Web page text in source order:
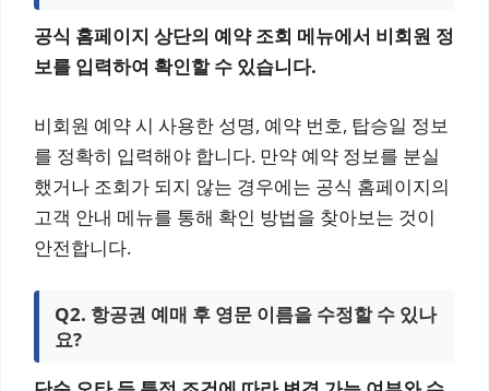
공식 홈페이지 상단의 예약 조회 메뉴에서 비회원 정
보를 입력하여 확인할 수 있습니다.
비회원 예약 시 사용한 성명, 예약 번호, 탑승일 정보
를 정확히 입력해야 합니다. 만약 예약 정보를 분실
했거나 조회가 되지 않는 경우에는 공식 홈페이지의
고객 안내 메뉴를 통해 확인 방법을 찾아보는 것이
안전합니다.
Q2. 항공권 예매 후 영문 이름을 수정할 수 있나
요?